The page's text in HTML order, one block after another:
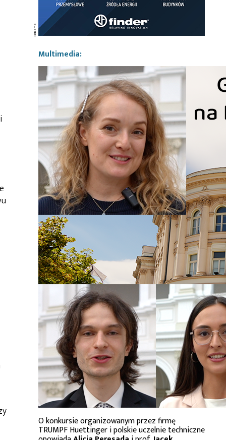
Multimedia:
O konkursie organizowanym przez firmę
TRUMPF Huettinger i polskie uczelnie techniczne